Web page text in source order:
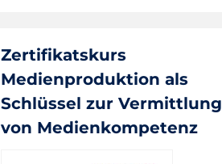
Zertifikatskurs
Medienproduktion als
Schlüssel zur Vermittlung
von Medienkompetenz